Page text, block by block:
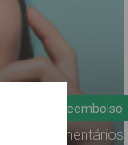
7% de reembolso
Comentários